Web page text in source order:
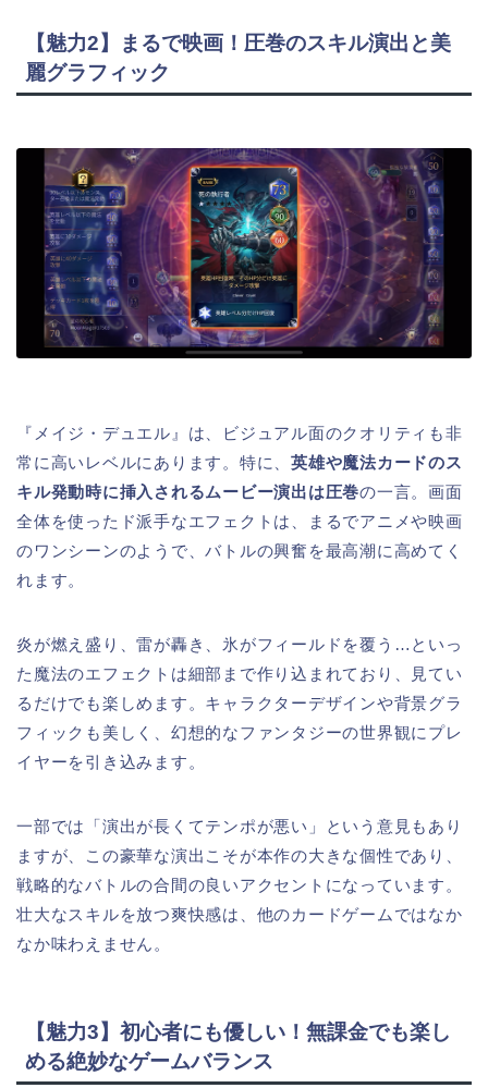
【魅力2】まるで映画！圧巻のスキル演出と美
麗グラフィック
『メイジ・デュエル』は、ビジュアル面のクオリティも非
常に高いレベルにあります。特に、英雄や魔法カードのス
キル発動時に挿入されるムービー演出は圧巻の一言。画面
全体を使ったド派手なエフェクトは、まるでアニメや映画
のワンシーンのようで、バトルの興奮を最高潮に高めてく
れます。
炎が燃え盛り、雷が轟き、氷がフィールドを覆う…といっ
た魔法のエフェクトは細部まで作り込まれており、見てい
るだけでも楽しめます。キャラクターデザインや背景グラ
フィックも美しく、幻想的なファンタジーの世界観にプレ
イヤーを引き込みます。
一部では「演出が長くてテンポが悪い」という意見もあり
ますが、この豪華な演出こそが本作の大きな個性であり、
戦略的なバトルの合間の良いアクセントになっています。
壮大なスキルを放つ爽快感は、他のカードゲームではなか
なか味わえません。
【魅力3】初心者にも優しい！無課金でも楽し
める絶妙なゲームバランス